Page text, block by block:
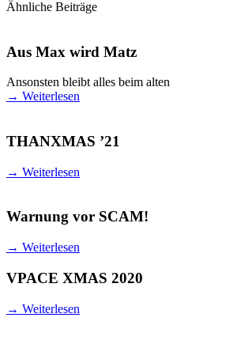
Ähnliche Beiträge
Aus Max wird Matz
Ansonsten bleibt alles beim alten
→ Weiterlesen
THANXMAS ’21
→ Weiterlesen
Warnung vor SCAM!
→ Weiterlesen
VPACE XMAS 2020
→ Weiterlesen